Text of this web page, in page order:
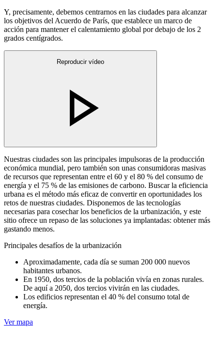
Y, precisamente, debemos centrarnos en las ciudades para alcanzar
los objetivos del Acuerdo de París, que establece un marco de
acción para mantener el calentamiento global por debajo de los 2
grados centígrados.
Reproducir vídeo
Nuestras ciudades son las principales impulsoras de la producción
económica mundial, pero también son unas consumidoras masivas
de recursos que representan entre el 60 y el 80 % del consumo de
energía y el 75 % de las emisiones de carbono. Buscar la eficiencia
urbana es el método más eficaz de convertir en oportunidades los
retos de nuestras ciudades. Disponemos de las tecnologías
necesarias para cosechar los beneficios de la urbanización, y este
sitio ofrece un repaso de las soluciones ya implantadas: obtener más
gastando menos.
Principales desafíos de la urbanización
Aproximadamente, cada día se suman 200 000 nuevos
habitantes urbanos.
En 1950, dos tercios de la población vivía en zonas rurales.
De aquí a 2050, dos tercios vivirán en las ciudades.
Los edificios representan el 40 % del consumo total de
energía.
Ver mapa